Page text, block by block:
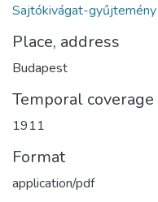
Sajtókivágat-gyűjtemény
Place, address
Budapest
Temporal coverage
1911
Format
application/pdf